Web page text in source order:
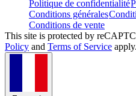
Politique de confidentialité
Conditions générales
Conditions de vente
This site is protected by
Policy and Terms of Service apply.